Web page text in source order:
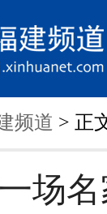
频道 > 正
场